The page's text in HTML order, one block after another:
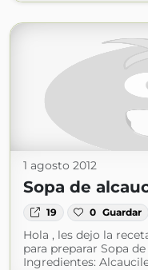
1 agosto 2012
Sopa de
19 0 Guardar
Hola , les dejo la
para preparar Sopa
Ingredientes: